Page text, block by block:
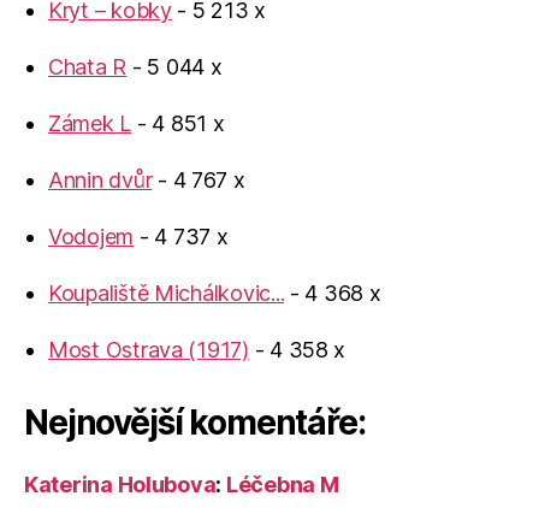
Kryt – kobky- 5 213 x
Chata R - 5 044 x
Zámek L - 4 851 x
Annin dvůr- 4 767 x
Vodojem - 4 737 x
Koupaliště Michálkovic... - 4 368 x
Most Ostrava (1917) - 4 358 x
Nejnovější komentáře:
Katerina Holubova: Léčebna M